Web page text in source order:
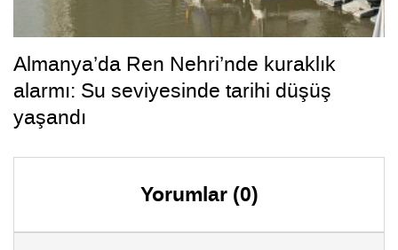
Almanya’da Ren Nehri’nde kuraklık
alarmı: Su seviyesinde tarihi düşüş
yaşandı
Yorumlar (0)